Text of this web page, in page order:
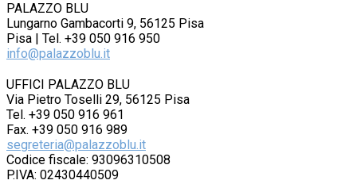
PALAZZO BLU
Lungarno Gambacorti 9, 56125 Pisa
Pisa | Tel. +39 050 916 950
info@palazzoblu.it
UFFICI PALAZZO BLU
Via Pietro Toselli 29, 56125 Pisa
Tel. +39 050 916 961
Fax. +39 050 916 989
segreteria@palazzoblu.it
Codice fiscale: 93096310508
P.IVA: 02430440509